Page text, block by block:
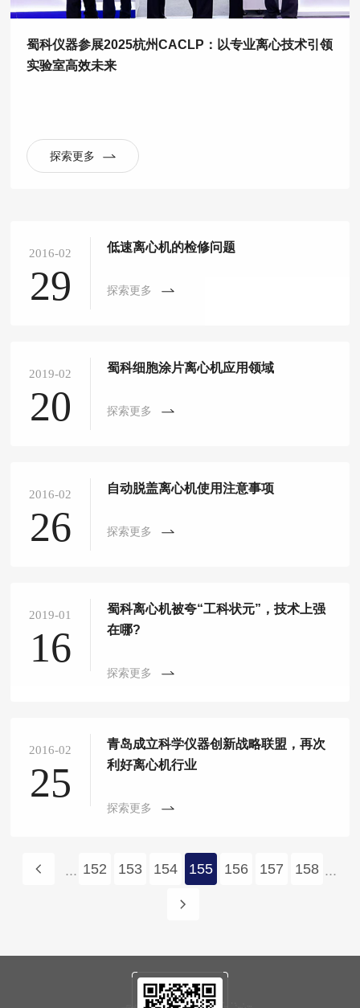
蜀科仪器参展2025杭州CACLP：以专业离心技术引领
实验室高效未来
探索更多
2016-02
29
低速离心机的检修问题
探索更多
2019-02
20
蜀科细胞涂片离心机应用领域
探索更多
2016-02
26
自动脱盖离心机使用注意事项
探索更多
2019-01
16
蜀科离心机被夸“工科状元”，技术上强
在哪?
探索更多
2016-02
25
青岛成立科学仪器创新战略联盟，再次
利好离心机行业
探索更多
... 152 153 154 155 156 157 158 ...